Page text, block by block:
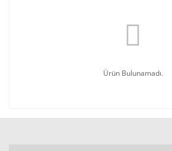
Ürün Bulunamadı.